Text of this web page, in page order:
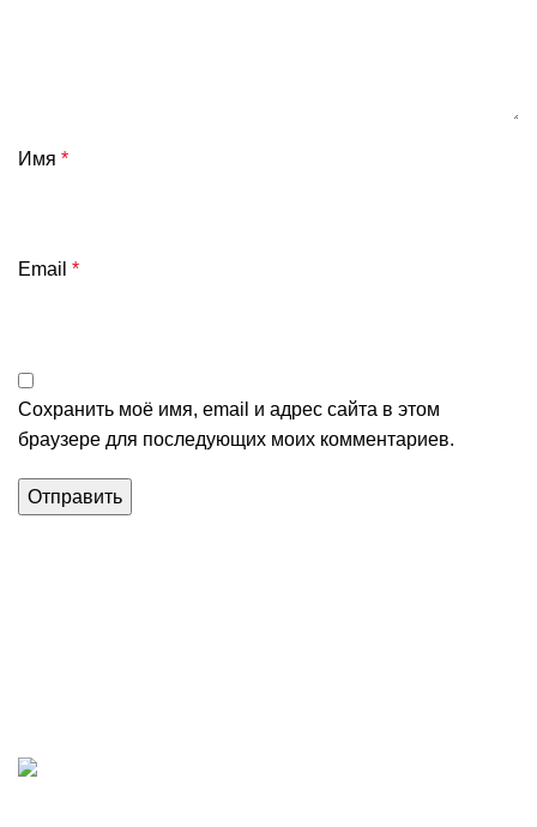
Имя *
Email *
Сохранить моё имя, email и адрес сайта в этом
браузере для последующих моих комментариев.